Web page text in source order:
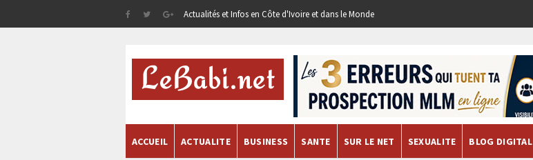
Actualités et Infos en Côte d'Ivoire et dans le Monde
ACCUEIL ACTUALITE BUSINESS SANTE SUR LE NET SEXUALITE BLOG DIGITAL